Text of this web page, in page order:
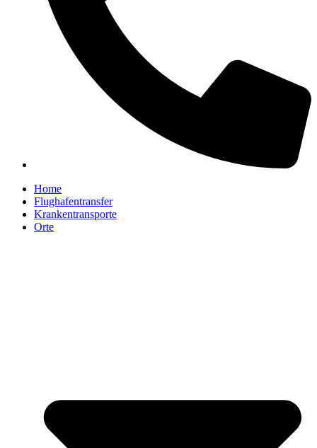
Home
Flughafentransfer
Krankentransporte
Orte